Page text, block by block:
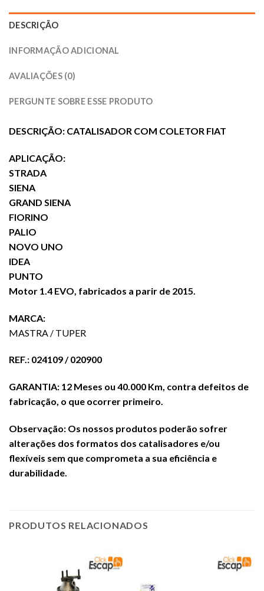
DESCRIÇÃO
INFORMAÇÃO ADICIONAL
AVALIAÇÕES (0)
PERGUNTE SOBRE ESSE PRODUTO
DESCRIÇÃO: CATALISADOR COM COLETOR FIAT
APLICAÇÃO:
STRADA
SIENA
GRAND SIENA
FIORINO
PALIO
NOVO UNO
IDEA
PUNTO
Motor 1.4 EVO, fabricados a parir de 2015.
MARCA:
MASTRA / TUPER
REF.: 024109 / 020900
GARANTIA: 12 Meses ou 40.000 Km, contra defeitos de
fabricação, o que ocorrer primeiro.
Observação: Os nossos produtos poderão sofrer
alterações dos formatos dos catalisadores e/ou
flexíveis sem que comprometa a sua eficiência e
durabilidade.
PRODUTOS RELACIONADOS